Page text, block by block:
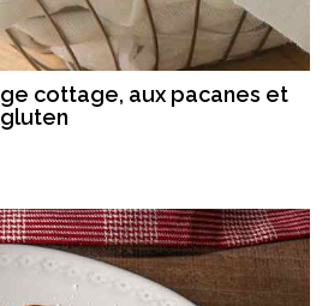
cottage, aux pacanes et